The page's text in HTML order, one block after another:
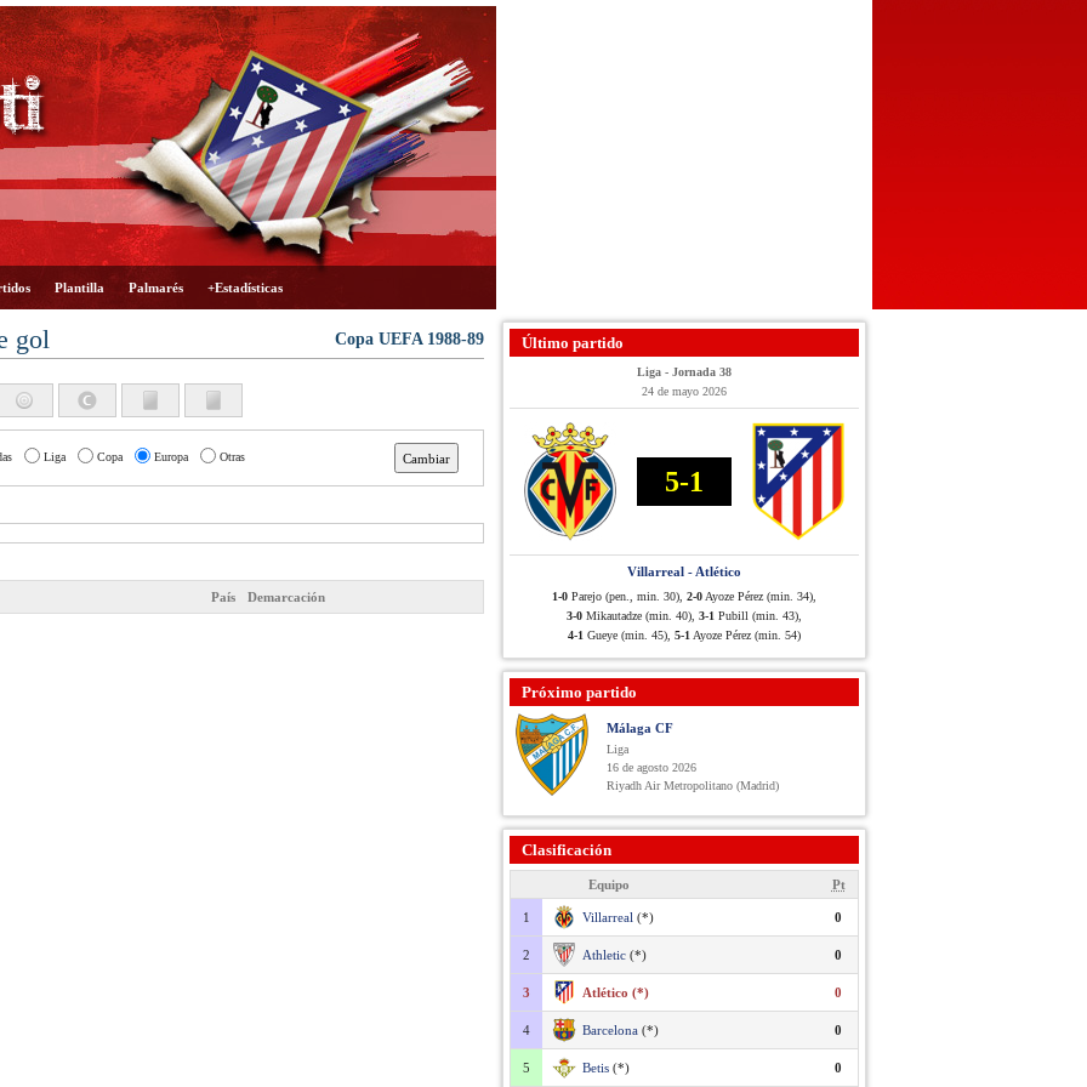
Plantilla Palmarés +Estadísticas
gol Copa UEFA 1988-89
Liga Copa Europa Otras
País Demarcación
Último partido
Liga - Jornada 38
24 de mayo 2026
5-1
Villarreal - Atlético
1-0 Parejo (pen., min. 30), 2-0 Ayoze Pérez (min. 34),
3-0 Mikautadze (min. 40), 3-1 Pubill (min. 43),
4-1 Gueye (min. 45), 5-1 Ayoze Pérez (min. 54)
Próximo partido
Málaga CF
Liga
16 de agosto 2026
Riyadh Air Metropolitano (Madrid)
Clasificación
Equipo Pt
1 Villarreal (*) 0
2 Athletic (*) 0
3 Atlético (*) 0
4 Barcelona (*) 0
5 Betis (*) 0